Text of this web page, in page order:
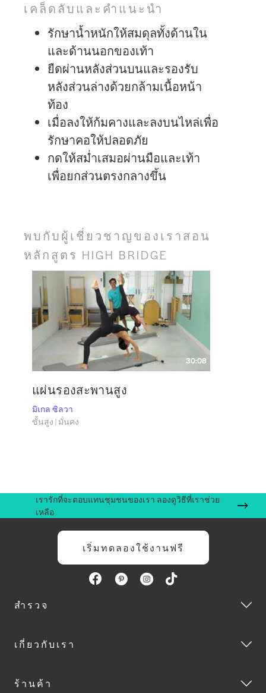
เคล็ดลับและคำแนะนำ
รักษาน้ำหนักให้สมดุลทั้งด้านใน
และด้านนอกของเท้า
ยืดผ่านหลังส่วนบนและรองรับ
หลังส่วนล่างด้วยกล้ามเนื้อหน้า
ท้อง
เมื่อลงให้ก้มคางและลงบนไหล่เพื่อ
รักษาคอให้ปลอดภัย
กดให้สม่ำเสมอผ่านมือและเท้า
เพื่อยกส่วนตรงกลางขึ้น
พบกับผู้เชี่ยวชาญของเราสอน
หลักสูตร HIGH BRIDGE
30:08
แผ่นรองสะพานสูง
มิเกล ซิลวา
ขั้นสูง | มั่นคง
เรารักที่จะตอบแทนชุมชนของเรา ลองดูวิธีที่เราช่วย
เหลือ
เริ่มทดลองใช้งานฟรี
สำรวจ
เกี่ยวกับเรา
ร้านค้า